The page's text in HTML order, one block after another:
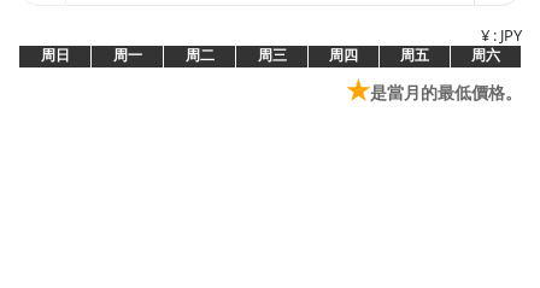
¥ : JPY
周日 周一 周二 周三 周四 周五 周六
★是當月的最低價格。